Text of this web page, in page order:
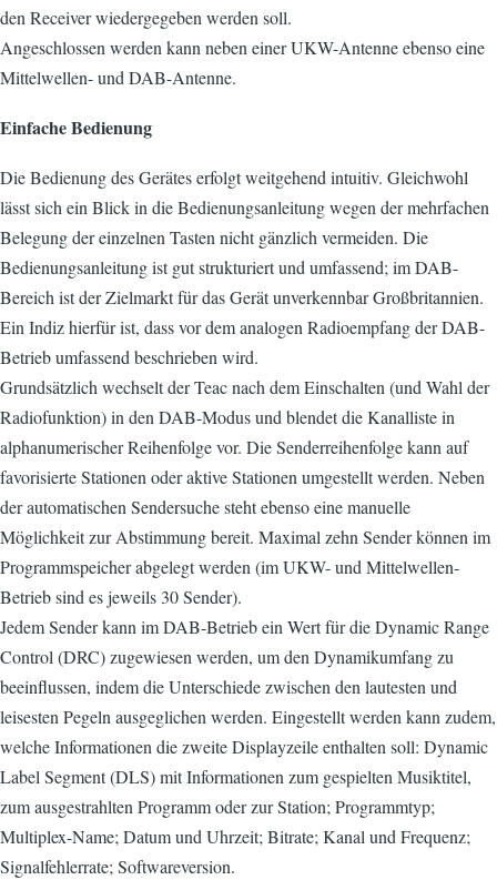
den Receiver wiedergegeben werden soll.
Angeschlossen werden kann neben einer UKW-Antenne ebenso eine
Mittelwellen- und DAB-Antenne.
Einfache Bedienung
Die Bedienung des Gerätes erfolgt weitgehend intuitiv. Gleichwohl
lässt sich ein Blick in die Bedienungsanleitung wegen der mehrfachen
Belegung der einzelnen Tasten nicht gänzlich vermeiden. Die
Bedienungsanleitung ist gut strukturiert und umfassend; im DAB-
Bereich ist der Zielmarkt für das Gerät unverkennbar Großbritannien.
Ein Indiz hierfür ist, dass vor dem analogen Radioempfang der DAB-
Betrieb umfassend beschrieben wird.
Grundsätzlich wechselt der Teac nach dem Einschalten (und Wahl der
Radiofunktion) in den DAB-Modus und blendet die Kanalliste in
alphanumerischer Reihenfolge vor. Die Senderreihenfolge kann auf
favorisierte Stationen oder aktive Stationen umgestellt werden. Neben
der automatischen Sendersuche steht ebenso eine manuelle
Möglichkeit zur Abstimmung bereit. Maximal zehn Sender können im
Programmspeicher abgelegt werden (im UKW- und Mittelwellen-
Betrieb sind es jeweils 30 Sender).
Jedem Sender kann im DAB-Betrieb ein Wert für die Dynamic Range
Control (DRC) zugewiesen werden, um den Dynamikumfang zu
beeinflussen, indem die Unterschiede zwischen den lautesten und
leisesten Pegeln ausgeglichen werden. Eingestellt werden kann zudem,
welche Informationen die zweite Displayzeile enthalten soll: Dynamic
Label Segment (DLS) mit Informationen zum gespielten Musiktitel,
zum ausgestrahlten Programm oder zur Station; Programmtyp;
Multiplex-Name; Datum und Uhrzeit; Bitrate; Kanal und Frequenz;
Signalfehlerrate; Softwareversion.